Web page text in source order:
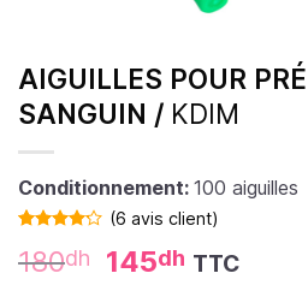
AIGUILLES POUR
SANGUIN / KDIM
Conditionnement: 100 aiguilles
sur 5
basé sur
(6 avis client)
180dh 145dh TTC